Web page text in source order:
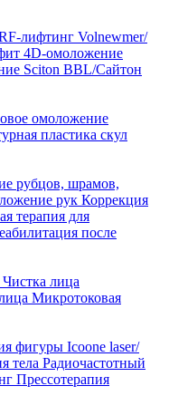
лифтинг Volnewmer/
4D-омоложение
Sciton BBL/Сайтон
омоложение
пластика скул
рубцов, шрамов,
рук Коррекция
терапия для
после
Чистка лица
Микротоковая
фигуры Icoone laser/
тела Радиочастотный
Прессотерапия